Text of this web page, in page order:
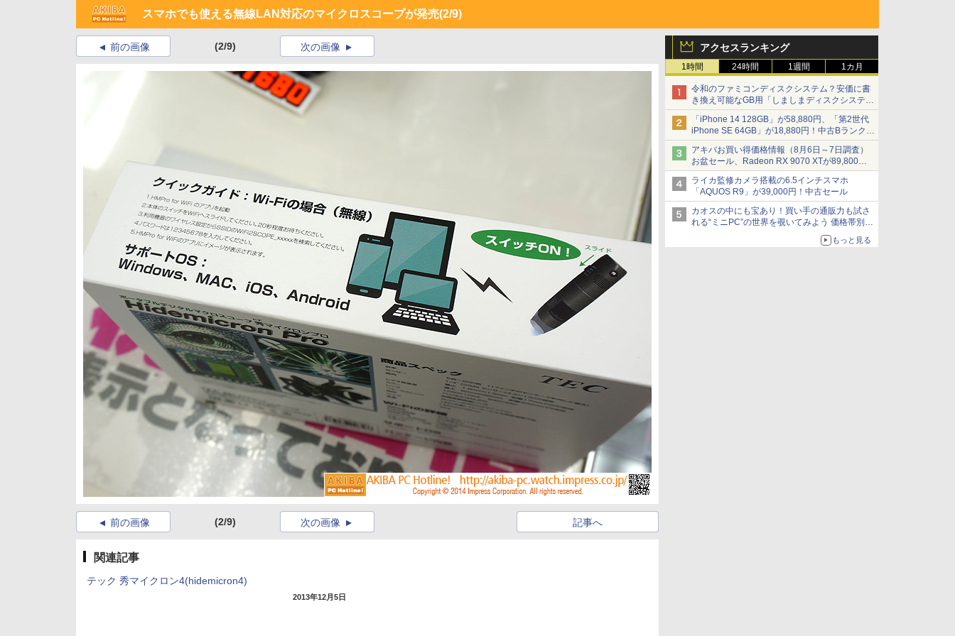
スマホでも使える無線LAN対応のマイクロスコープが発売(2/9)
アクセスランキング
1時間 24時間 1週間 1カ月
令和のファミコンディスクシステム？安価に書
き換え可能なGB用「しましまディスクシステ
ム」
「iPhone 14 128GB」が58,880円、「第2世代
iPhone SE 64GB」が18,880円！中古Bランク品
セール
アキバお買い得価格情報（8月6日～7日調査）
お盆セール、Radeon RX 9070 XTが89,800
円、水平周波数24.8kHz対応の17型モニターが
9,801円、暑さ指数連動セール ほか
ライカ監修カメラ搭載の6.5インチスマホ
「AQUOS R9」が39,000円！中古セール
カオスの中にも宝あり！買い手の通販力も試さ
れる“ミニPC”の世界を覗いてみよう 価格帯別に
仕様や特徴を整理、11製品をピックアップ text
もっと見る
前の画像 (2/9) 次の画像
前の画像 (2/9) 記事へ
次の画像
関連記事
テック 秀マイクロン4(hidemicron4)
2013年12月5日